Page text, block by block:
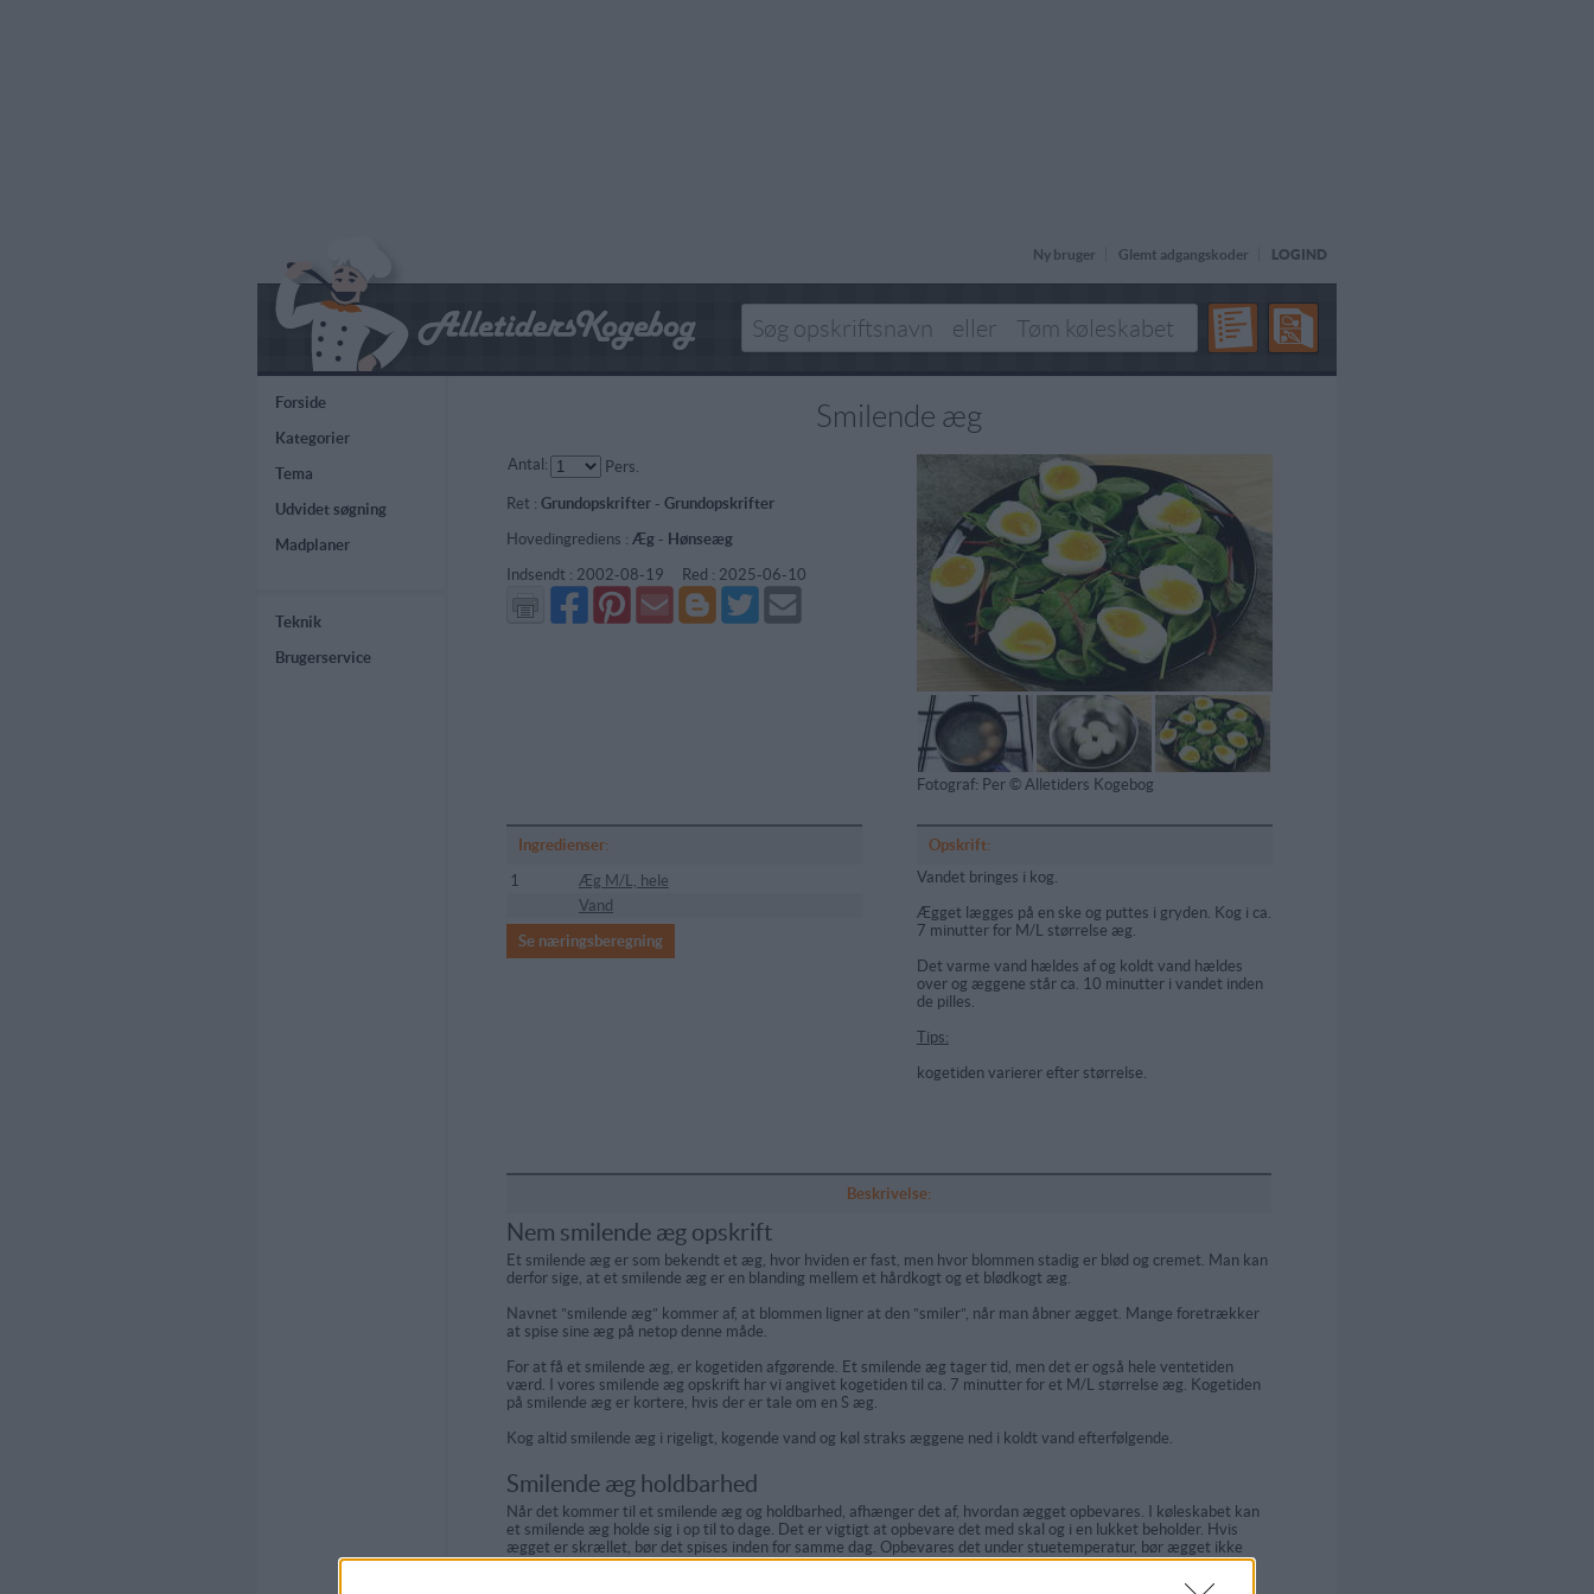
Ny bruger Glemt adgangskoder LOGIND
Forside
Kategorier
Tema
Udvidet søgning
Madplaner
Teknik
Brugerservice
Smilende æg
Antal: Pers.
Ret : Grundopskrifter- Grundopskrifter
Hovedingrediens : Æg- Hønseæg
Indsendt : 2002-08-19 Red : 2025-06-10
Del
på
Facebook
Del
på
Pinterest
Send
via
GMail
Del
på
Blogger
Del
på
Twitter
Send
mail
Fotograf: Per © Alletiders Kogebog
Ingredienser:
1
Æg M/L, hele
Vand
Se næringsberegning
Opskrift:
Vandet bringes i kog.
Ægget lægges på en ske og puttes i gryden. Kog i ca.
7 minutter for M/L størrelse æg.
Det varme vand hældes af og koldt vand hældes
over og æggene står ca. 10 minutter i vandet inden
de pilles.
Tips:
kogetiden varierer efter størrelse.
Beskrivelse:
Nem smilende æg opskrift
Et smilende æg er som bekendt et æg, hvor hviden er fast, men hvor blommen stadig er blød og cremet. Man kan
derfor sige, at et smilende æg er en blanding mellem et hårdkogt og et blødkogt æg.
Navnet ”smilende æg” kommer af, at blommen ligner at den ”smiler”, når man åbner ægget. Mange foretrækker
at spise sine æg på netop denne måde.
For at få et smilende æg, er kogetiden afgørende. Et smilende æg tager tid, men det er også hele ventetiden
værd. I vores smilende æg opskrift har vi angivet kogetiden til ca. 7 minutter for et M/L størrelse æg. Kogetiden
på smilende æg er kortere, hvis der er tale om en S æg.
Kog altid smilende æg i rigeligt, kogende vand og køl straks æggene ned i koldt vand efterfølgende.
Smilende æg holdbarhed
Når det kommer til et smilende æg og holdbarhed, afhænger det af, hvordan ægget opbevares. I køleskabet kan
et smilende æg holde sig i op til to dage. Det er vigtigt at opbevare det med skal og i en lukket beholder. Hvis
ægget er skrællet, bør det spises inden for samme dag. Opbevares det under stuetemperatur, bør ægget ikke
gemmes.